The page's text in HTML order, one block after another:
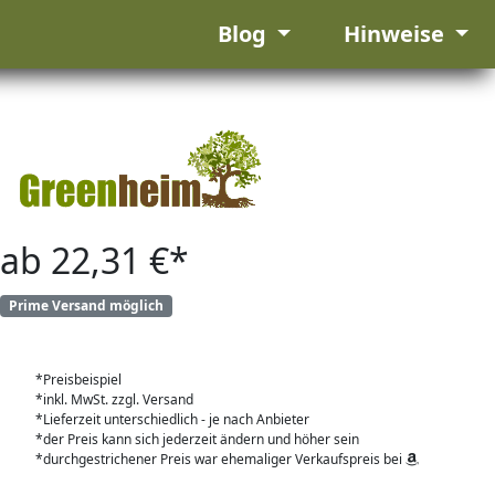
Blog Hinweise
ab 22,31 €*
Prime Versand möglich
*Preisbeispiel
*inkl. MwSt. zzgl. Versand
*Lieferzeit unterschiedlich - je nach Anbieter
*der Preis kann sich jederzeit ändern und höher sein
*durchgestrichener Preis war ehemaliger Verkaufspreis bei